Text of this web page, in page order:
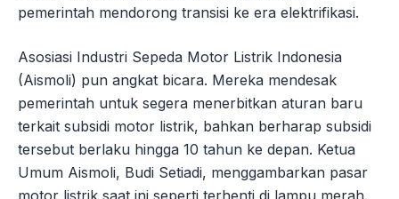
pemerintah mendorong transisi ke era elektrifikasi.
Asosiasi Industri Sepeda Motor Listrik Indonesia
(Aismoli) pun angkat bicara. Mereka mendesak
pemerintah untuk segera menerbitkan aturan baru
terkait subsidi motor listrik, bahkan berharap subsidi
tersebut berlaku hingga 10 tahun ke depan. Ketua
Umum Aismoli, Budi Setiadi, menggambarkan pasar
motor listrik saat ini seperti terhenti di lampu merah.